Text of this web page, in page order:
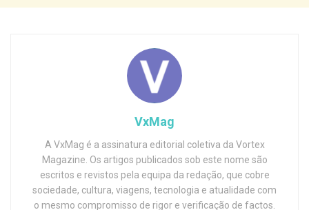
VxMag
A VxMag é a assinatura editorial coletiva da Vortex
Magazine. Os artigos publicados sob este nome são
escritos e revistos pela equipa da redação, que cobre
sociedade, cultura, viagens, tecnologia e atualidade com
o mesmo compromisso de rigor e verificação de factos.